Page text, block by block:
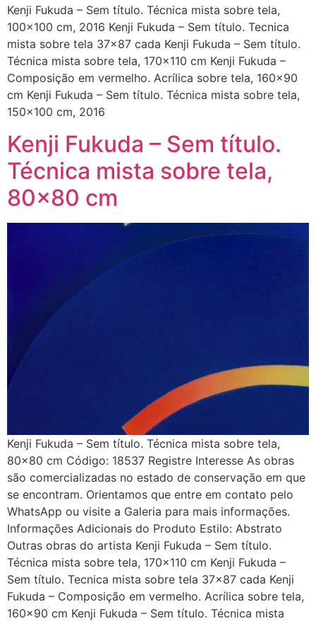
Kenji Fukuda – Sem título. Técnica mista sobre tela,
100×100 cm, 2016 Kenji Fukuda – Sem título. Tecnica
mista sobre tela 37×87 cada Kenji Fukuda – Sem título.
Técnica mista sobre tela, 170×110 cm Kenji Fukuda –
Composição em vermelho. Acrílica sobre tela, 160×90
cm Kenji Fukuda – Sem título. Técnica mista sobre tela,
150×100 cm, 2016
Kenji Fukuda – Sem título.
Técnica mista sobre tela,
80×80 cm
Kenji Fukuda – Sem título. Técnica mista sobre tela,
80×80 cm Código: 18537 Registre Interesse As obras
são comercializadas no estado de conservação em que
se encontram. Orientamos que entre em contato pelo
WhatsApp ou visite a Galeria para mais informações.
Informações Adicionais do Produto Estilo: Abstrato
Outras obras do artista Kenji Fukuda – Sem título.
Técnica mista sobre tela, 170×110 cm Kenji Fukuda –
Sem título. Tecnica mista sobre tela 37×87 cada Kenji
Fukuda – Composição em vermelho. Acrílica sobre tela,
160×90 cm Kenji Fukuda – Sem título. Técnica mista